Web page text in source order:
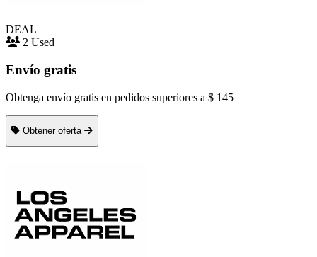
DEAL
2 Used
Envío gratis
Obtenga envío gratis en pedidos superiores a $ 145
Obtener oferta